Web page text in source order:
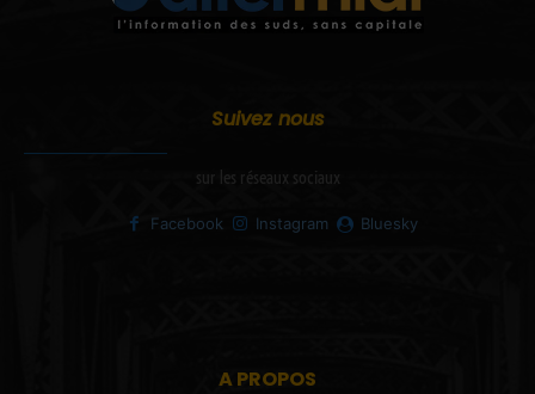
Suivez nous
sur les réseaux sociaux
Facebook Instagram Bluesky
A PROPOS